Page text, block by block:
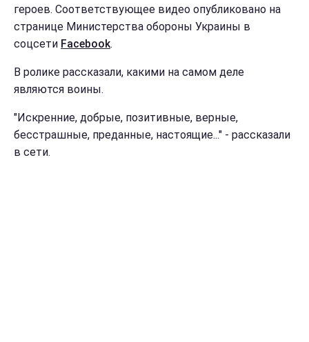
героев. Соответствующее видео опубликовано на
странице Министерства обороны Украины в
соцсети Facebook.
В ролике рассказали, какими на самом деле
являются воины.
"Искренние, добрые, позитивные, верные,
бесстрашные, преданные, настоящие..." - рассказали
в сети.